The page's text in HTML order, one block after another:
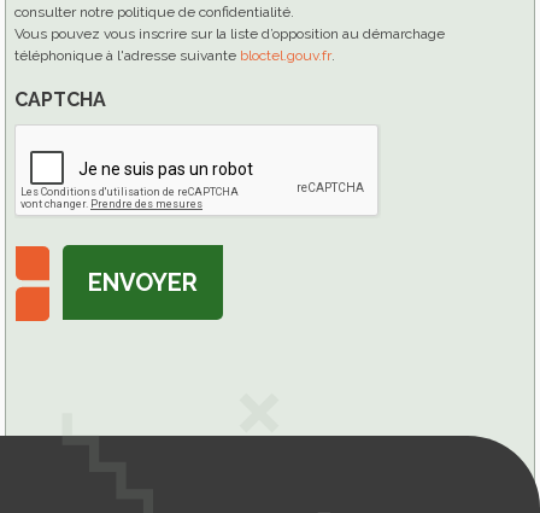
consulter notre politique de confidentialité.
Vous pouvez vous inscrire sur la liste d’opposition au démarchage
téléphonique à l'adresse suivante bloctel.gouv.fr.
CAPTCHA
ENVOYER